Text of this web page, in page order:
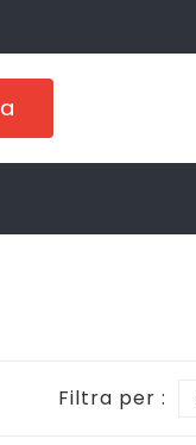
Filtra per :